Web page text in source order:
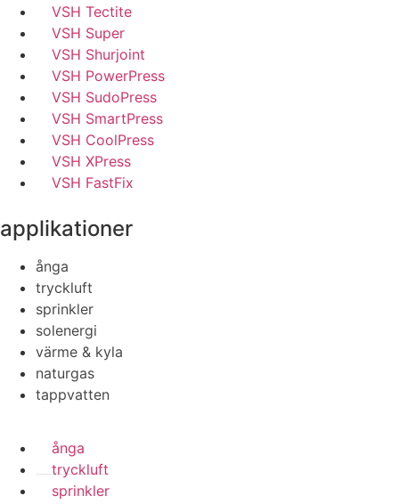
VSH Tectite
VSH Super
VSH Shurjoint
VSH PowerPress
VSH SudoPress
VSH SmartPress
VSH CoolPress
VSH XPress
VSH FastFix
applikationer
ånga
tryckluft
sprinkler
solenergi
värme & kyla
naturgas
tappvatten
ånga
tryckluft
sprinkler